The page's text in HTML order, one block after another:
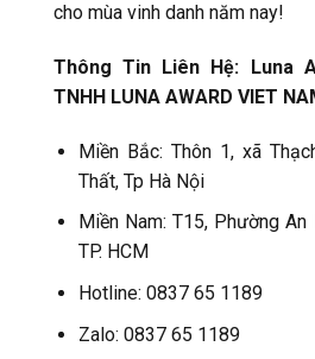
cho mùa vinh danh năm nay!
Thông Tin Liên Hệ: Luna
TNHH LUNA AWARD VIET
Miền Bắc: Thôn 1, xã
Thất, Tp Hà Nội
Miền Nam: T15, Phường
TP. HCM
Hotline: 0837 65 1189
Zalo: 0837 65 1189